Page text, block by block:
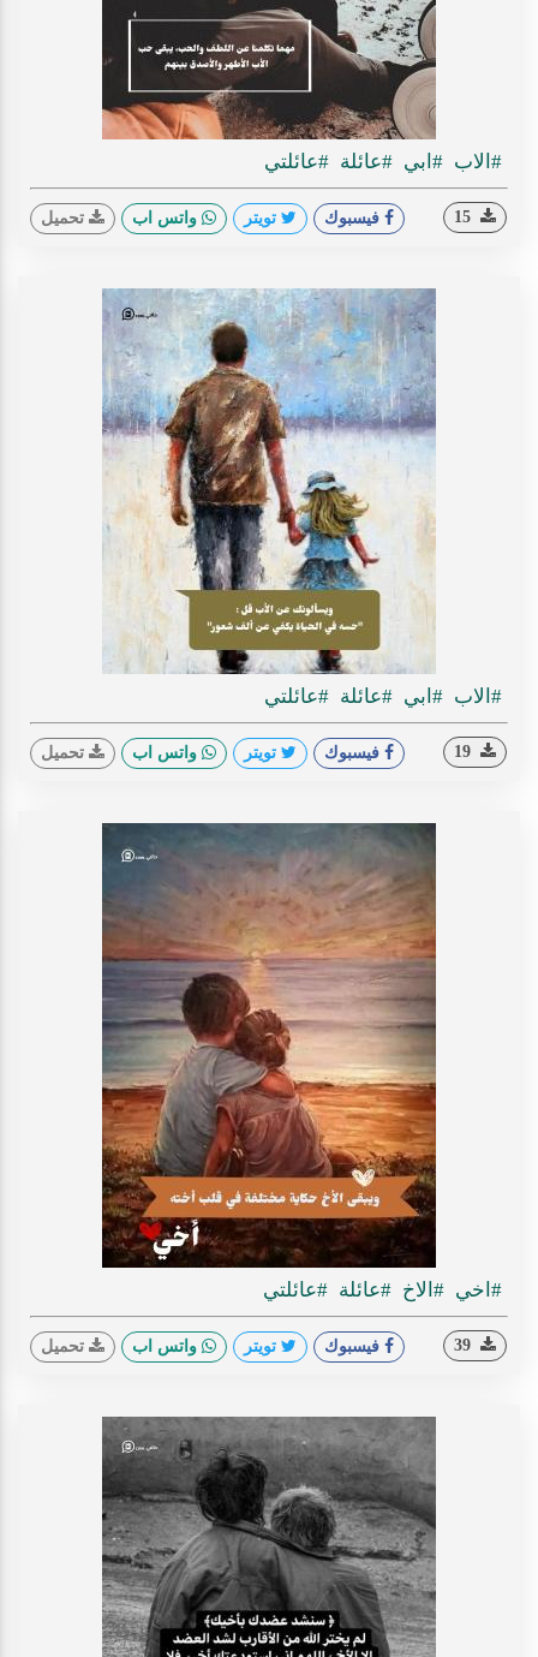
#الاب #ابي #عائلة #عائلتي
فيسبوك تويتر واتس اب تحميل
#الاب #ابي #عائلة #عائلتي
فيسبوك تويتر واتس اب تحميل
#اخي #الاخ #عائلة #عائلتي
فيسبوك تويتر واتس اب تحميل